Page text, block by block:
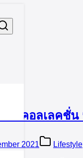
พคอลเลคชั่น
2021 Lifestyle